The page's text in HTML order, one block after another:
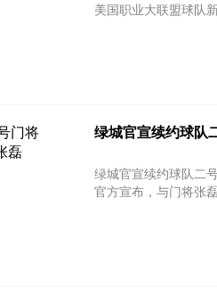
美国职业大联盟球队
绿城官宣续约球队
绿城官宣续约球队二号门将 2006年
官方宣布，与门将张